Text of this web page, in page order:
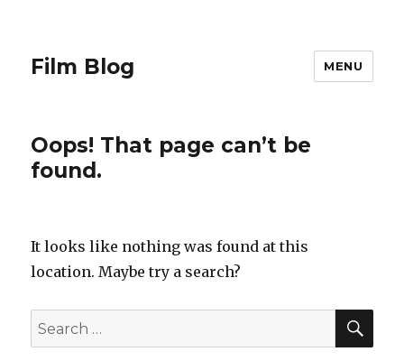
Film Blog MENU
Oops! That page can’t be
found.
It looks like nothing was found at this
location. Maybe try a search?
Search
for: